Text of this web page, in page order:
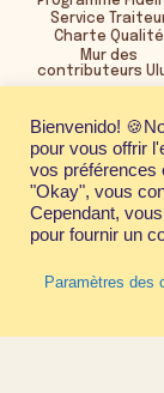
Service
Charte Qualité
Mur des
contributeurs
Bienvenido!
pour vous offrir
vos préférences
"Okay", vous
Cependant,
pour fournir un
Paramètres des